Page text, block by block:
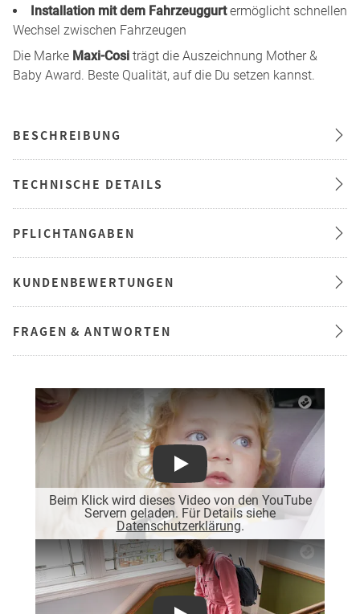
Installation mit dem Fahrzeuggurtermöglicht schnellen
Wechsel zwischen Fahrzeugen
Die Marke Maxi-Cosi trägt die Auszeichnung Mother &
Baby Award. Beste Qualität, auf die Du setzen kannst.
BESCHREIBUNG
TECHNISCHE DETAILS
PFLICHTANGABEN
KUNDENBEWERTUNGEN
FRAGEN & ANTWORTEN
Beim Klick wird dieses Video von den YouTube
Servern geladen. Für Details siehe
Datenschutzerklärung.
Play